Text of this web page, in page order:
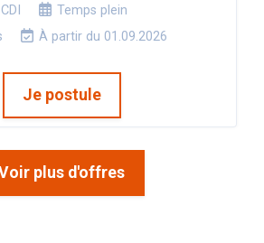
CDI
Temps plein
À partir du 01.09.2026
Je postule
plus d'offres